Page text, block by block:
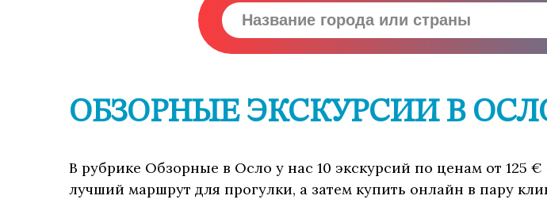
ОБЗОРНЫЕ ЭКСКУРСИИ В
В рубрике Обзорные в Осло у нас 10 экскурсий по ценам от 125
лучший маршрут для прогулки, а затем купить онлайн в пару